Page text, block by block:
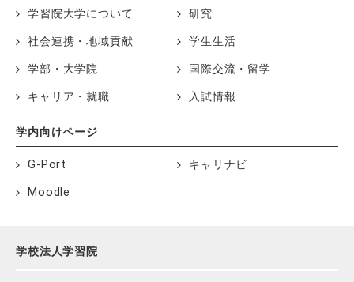
学習院大学について 研究
社会連携・地域貢献 学生生活
学部・大学院 国際交流・留学
キャリア・就職 入試情報
学内向けページ
G-Port キャリナビ
Moodle
学校法人学習院